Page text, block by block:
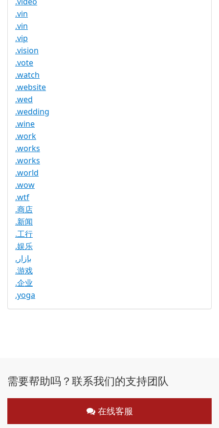
.vin
.vin
.vip
.vision
.vote
.watch
.website
.wed
.wedding
.wine
.work
.works
.works
.world
.wow
.wtf
.商店
.新闻
.工行
.娱乐
.بازار
.游戏
.企业
.yoga
需要帮助吗？联系我们的支持团队
在线客服